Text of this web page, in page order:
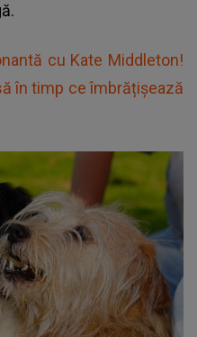
cu Kate Middleton!
în timp ce îmbrățișează